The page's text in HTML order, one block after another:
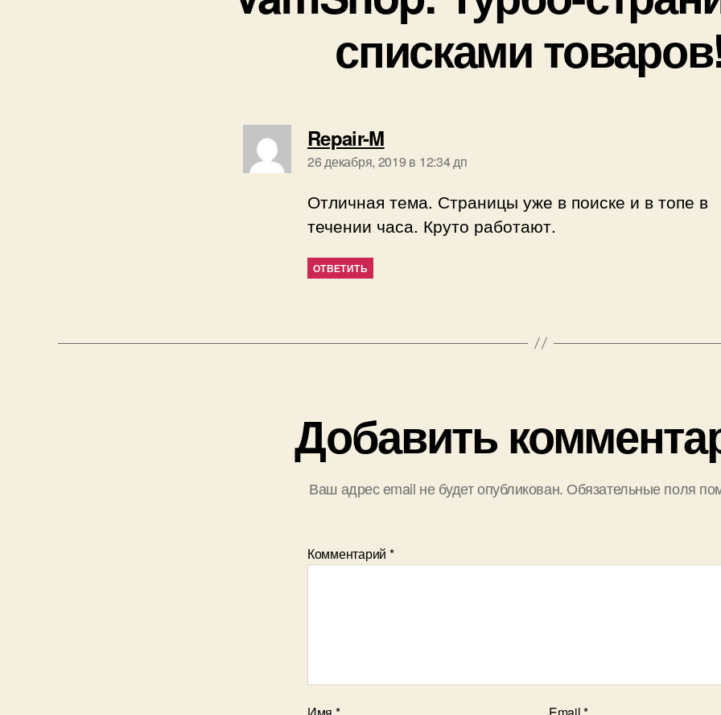
списками
Repair-Mпишет:
26 декабря, 2019 в 12:34 дп
Отличная тема. Страницы уже в поиске и в топе в
течении часа. Круто работают.
ОТВЕТИТЬ
Добавить
Ваш адрес email не будет опубликован. Обязательные поля
Комментарий *